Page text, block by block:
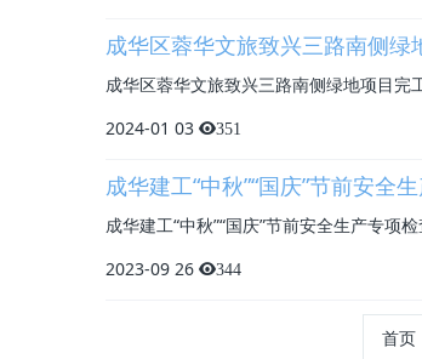
成华区蓉华文旅致兴三路南侧绿
成华区蓉华文旅致兴三路南侧绿地项目完
2024-01 03 351
成华建工“中秋”“国庆”节前安全
成华建工“中秋”“国庆”节前安全生产专项检
2023-09 26 344
首页